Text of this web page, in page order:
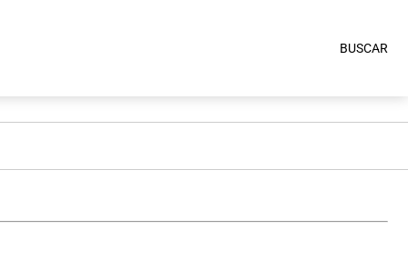
BUSCAR